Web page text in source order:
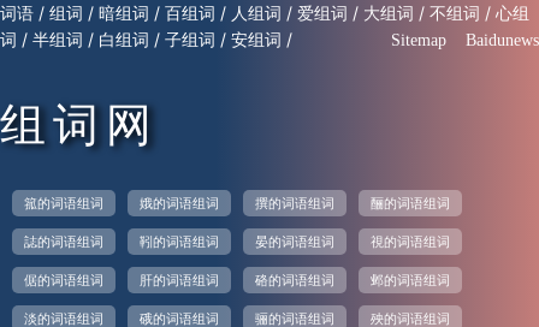
词语 / 组词 / 暗组词 / 百组词 / 人组词 / 爱组词 / 大组词 / 不组词 / 心组
词 / 半组词 / 白组词 / 子组词 / 安组词 / Sitemap Baidunews
组词网
箛的词语组词 娥的词语组词 撰的词语组词 酾的词语组词
誌的词语组词 靷的词语组词 晏的词语组词 視的词语组词
倨的词语组词 肝的词语组词 硌的词语组词 邺的词语组词
淡的词语组词 硪的词语组词 骊的词语组词 殃的词语组词